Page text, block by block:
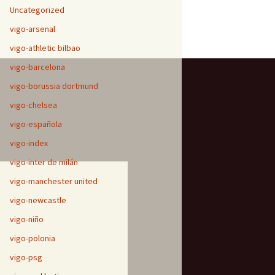
Uncategorized
vigo-arsenal
vigo-athletic bilbao
vigo-barcelona
vigo-borussia dortmund
vigo-chelsea
vigo-española
vigo-index
vigo-inter de milán
vigo-manchester united
vigo-newcastle
vigo-niño
vigo-polonia
vigo-psg